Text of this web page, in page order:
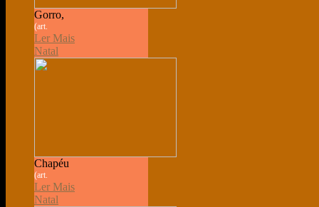
Gorro,
(art.
Ler Mais
Natal
Chapéu
(art.
Ler Mais
Natal